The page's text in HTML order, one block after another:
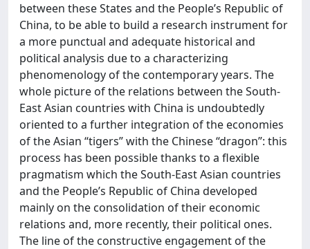
between these States and the People’s Republic of
China, to be able to build a research instrument for
a more punctual and adequate historical and
political analysis due to a characterizing
phenomenology of the contemporary years. The
whole picture of the relations between the South-
East Asian countries with China is undoubtedly
oriented to a further integration of the economies
of the Asian “tigers” with the Chinese “dragon”: this
process has been possible thanks to a flexible
pragmatism which the South-East Asian countries
and the People’s Republic of China developed
mainly on the consolidation of their economic
relations and, more recently, their political ones.
The line of the constructive engagement of the